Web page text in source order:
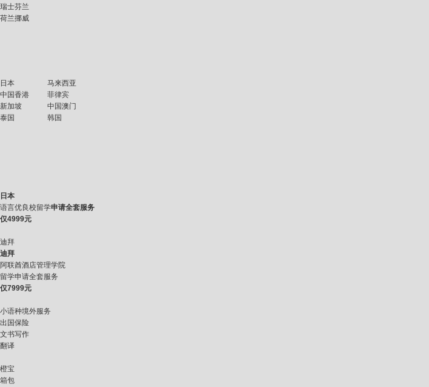
瑞士芬兰
荷兰挪威
日本
马来西亚
中国香港
菲律宾
新加坡
中国澳门
泰国
韩国
日本
语言优良校留学申请全套服务
仅4999元
迪拜
迪拜
阿联酋酒店管理学院
留学申请全套服务
仅7999元
小语种境外服务
出国保险
文书写作
翻译
橙宝
箱包